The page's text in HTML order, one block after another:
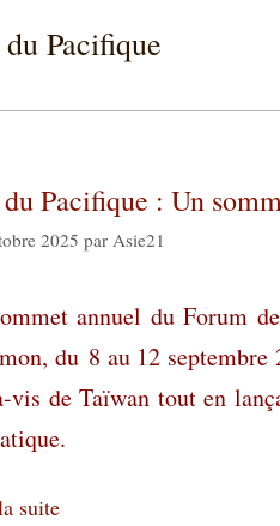
Pacifique
Pacifique : Un
2025 par Asie21
annuel du Forum
du 8 au 12
vis de Taïwan tout en
suite